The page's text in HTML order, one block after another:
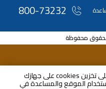
بالنقر فوق «متابعة»، فإنك توافق على تخزين cookies على جهازك
الموقع والمساعدة في
800-73232